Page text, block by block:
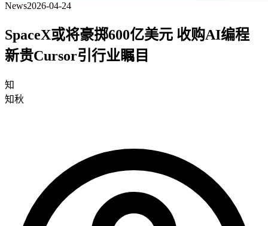
News2026-04-24
SpaceX或将豪掷600亿美元 收购AI编程
新贵Cursor引行业瞩目
知
知秋